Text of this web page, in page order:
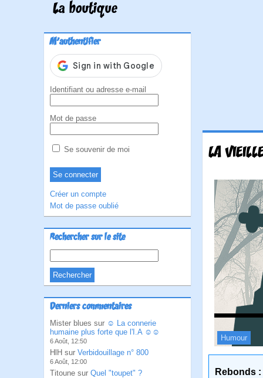
La boutique
M'authentifier
Identifiant ou adresse e-mail
Mot de passe
Se souvenir de moi
Créer un compte
Mot de passe oublié
Rechercher sur le site
Derniers commentaires
Mister blues sur ☺ La connerie
humaine plus forte que l'I.A ☺☺
6 Août, 12:50
HlH sur Verbidouillage n° 800
6 Août, 12:00
Titoune sur Quel "toupet" ?
LA
Humour
Rebonds :